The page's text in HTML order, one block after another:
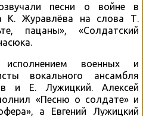
песни о войне в
К. Журавлёва на слова Т.
пацаны», «Солдатский
исполнением военных и
вокального ансамбля
и Е. Лужицкий. Алексей
«Песню о солдате» и
а Евгений Лужицкий